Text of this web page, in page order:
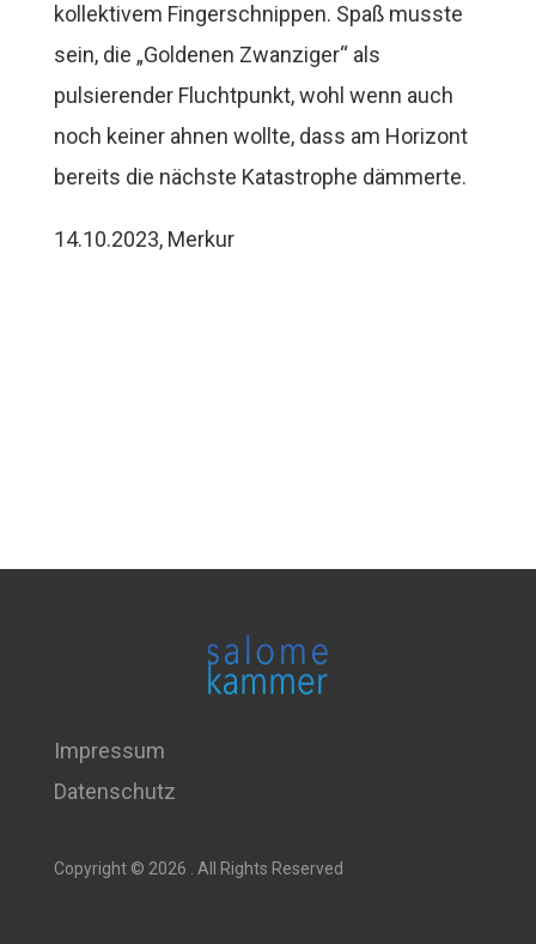
kollektivem Fingerschnippen. Spaß musste
sein, die „Goldenen Zwanziger“ als
pulsierender Fluchtpunkt, wohl wenn auch
noch keiner ahnen wollte, dass am Horizont
bereits die nächste Katastrophe dämmerte.
14.10.2023, Merkur
Impressum
Datenschutz
Copyright © 2026 . All Rights Reserved